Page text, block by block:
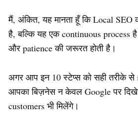
मैं, अंकित, यह मानता हूँ कि Local SEO
है, बल्कि यह एक continuous process
और patience की जरूरत होती है।
अगर आप इन 10 स्टेप्स को सही तरीके से
आपका बिज़नेस न केवल Google पर
customers भी मिलेंगे।